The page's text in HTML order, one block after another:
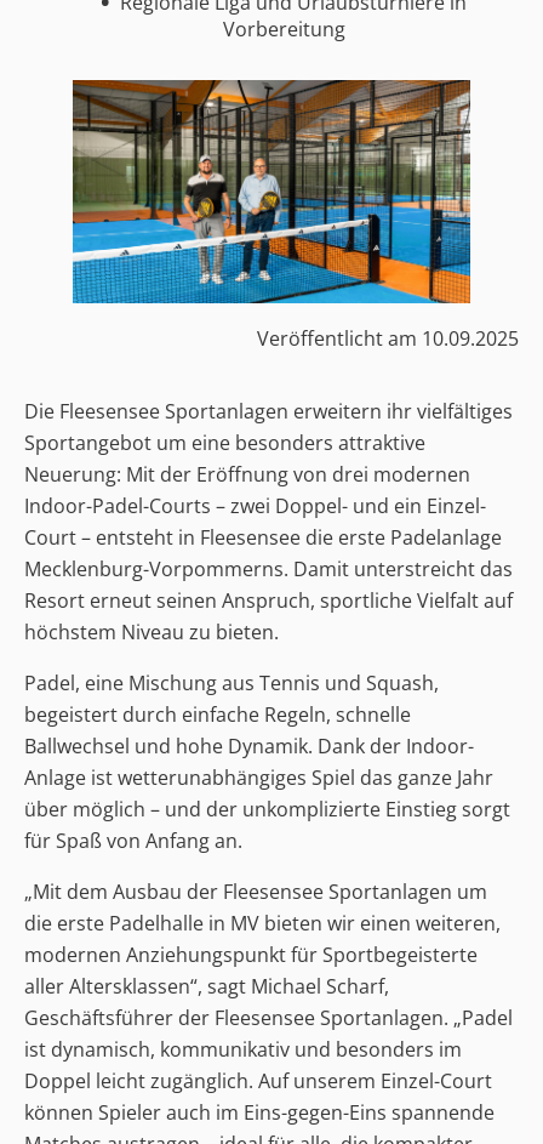
Vorbereitung
Veröffentlicht am 10.09.2025
Die Fleesensee Sportanlagen erweitern ihr vielfältiges
Sportangebot um eine besonders attraktive
Neuerung: Mit der Eröffnung von drei modernen
Indoor-Padel-Courts – zwei Doppel- und ein Einzel-
Court – entsteht in Fleesensee die erste Padelanlage
Mecklenburg-Vorpommerns. Damit unterstreicht das
Resort erneut seinen Anspruch, sportliche Vielfalt auf
höchstem Niveau zu bieten.
Padel, eine Mischung aus Tennis und Squash,
begeistert durch einfache Regeln, schnelle
Ballwechsel und hohe Dynamik. Dank der Indoor-
Anlage ist wetterunabhängiges Spiel das ganze Jahr
über möglich – und der unkomplizierte Einstieg sorgt
für Spaß von Anfang an.
„Mit dem Ausbau der Fleesensee Sportanlagen um
die erste Padelhalle in MV bieten wir einen weiteren,
modernen Anziehungspunkt für Sportbegeisterte
aller Altersklassen“, sagt Michael Scharf,
Geschäftsführer der Fleesensee Sportanlagen. „Padel
ist dynamisch, kommunikativ und besonders im
Doppel leicht zugänglich. Auf unserem Einzel-Court
können Spieler auch im Eins-gegen-Eins spannende